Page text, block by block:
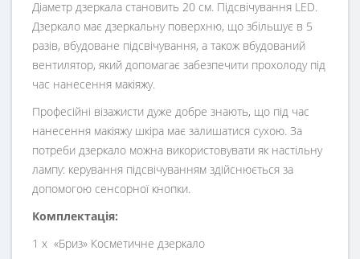
Діаметр дзеркала становить 20 см. Підсвічування LED.
Дзеркало має дзеркальну поверхню, що збільшує в 5
разів, вбудоване підсвічування, а також вбудований
вентилятор, який допомагає забезпечити прохолоду під
час нанесення макіяжу.
Професійні візажисти дуже добре знають, що під час
нанесення макіяжу шкіра має залишатися сухою. За
потреби дзеркало можна використовувати як настільну
лампу: керування підсвічуванням здійснюється за
допомогою сенсорної кнопки.
Комплектація:
1 х «Бриз» Косметичне дзеркало